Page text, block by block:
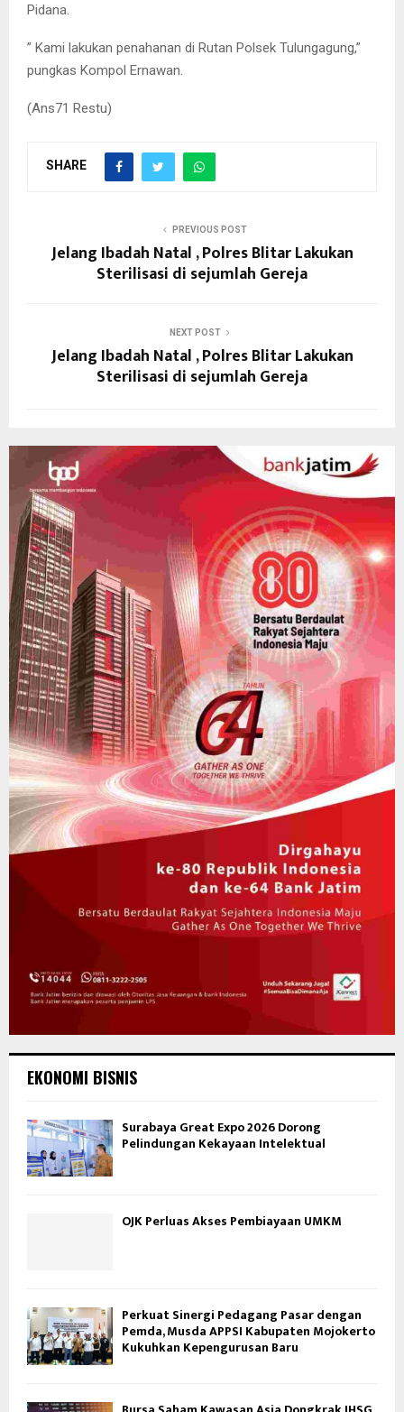
Pidana.
” Kami lakukan penahanan di Rutan Polsek Tulungagung,”
pungkas Kompol Ernawan.
(Ans71 Restu)
SHARE
PREVIOUS POST
Jelang Ibadah Natal , Polres Blitar Lakukan
Sterilisasi di sejumlah Gereja
NEXT POST
Jelang Ibadah Natal , Polres Blitar Lakukan
Sterilisasi di sejumlah Gereja
EKONOMI BISNIS
Surabaya Great Expo 2026 Dorong
Pelindungan Kekayaan Intelektual
OJK Perluas Akses Pembiayaan UMKM
Perkuat Sinergi Pedagang Pasar dengan
Pemda, Musda APPSI Kabupaten Mojokerto
Kukuhkan Kepengurusan Baru